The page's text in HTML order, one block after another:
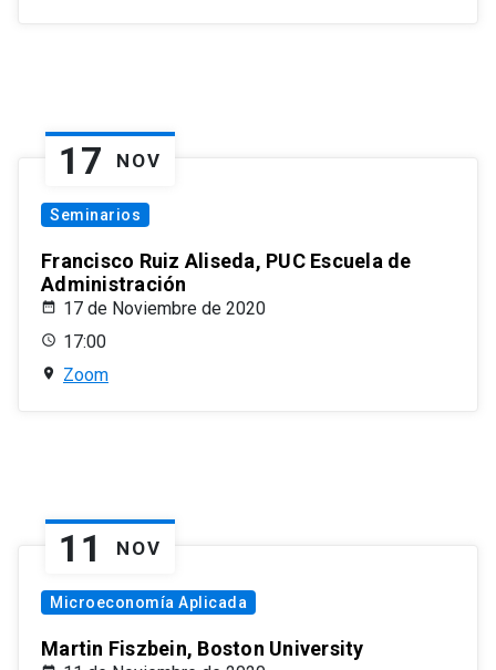
17 NOV
Seminarios
Francisco Ruiz Aliseda, PUC Escuela de
Administración
17 de Noviembre de 2020
17:00
Zoom
11 NOV
Microeconomía Aplicada
Martin Fiszbein, Boston University